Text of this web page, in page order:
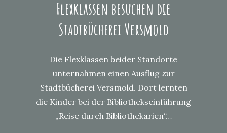
Flexklassen besuchen die
Stadtbücherei Versmold
Die Flexklassen beider Standorte
unternahmen einen Ausflug zur
Stadtbücherei Versmold. Dort lernten
die Kinder bei der Bibliothekseinführung
„Reise durch Bibliothekarien“…